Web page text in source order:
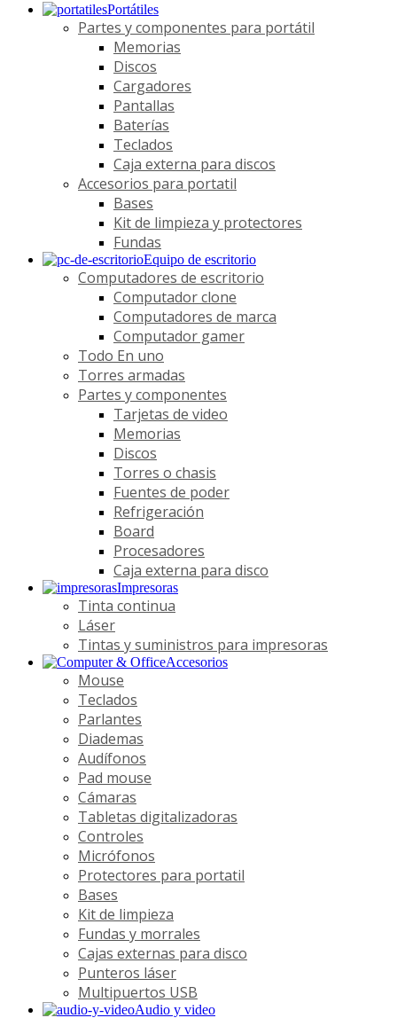
Portátiles
Partes y componentes para portátil
Memorias
Discos
Cargadores
Pantallas
Baterías
Teclados
Caja externa para discos
Accesorios para portatil
Bases
Kit de limpieza y protectores
Fundas
Equipo de escritorio
Computadores de escritorio
Computador clone
Computadores de marca
Computador gamer
Todo En uno
Torres armadas
Partes y componentes
Tarjetas de video
Memorias
Discos
Torres o chasis
Fuentes de poder
Refrigeración
Board
Procesadores
Caja externa para disco
Impresoras
Tinta continua
Láser
Tintas y suministros para impresoras
Accesorios
Mouse
Teclados
Parlantes
Diademas
Audífonos
Pad mouse
Cámaras
Tabletas digitalizadoras
Controles
Micrófonos
Protectores para portatil
Bases
Kit de limpieza
Fundas y morrales
Cajas externas para disco
Punteros láser
Multipuertos USB
Audio y video